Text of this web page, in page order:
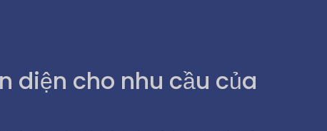
diện cho nhu cầu của